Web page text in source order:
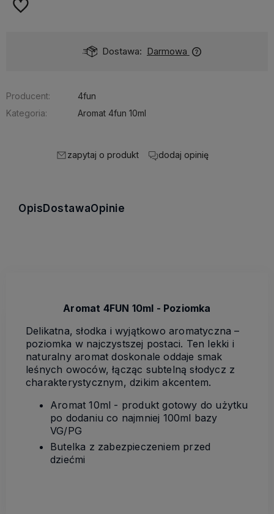
Dostępność: średnia ilość
Producent:
4fun
Kategoria:
Aromat 4fun 10ml
zapytaj o produkt dodaj opinię
Opis DostawaOpinie
Aromat 4FUN 10ml - Poziomka
Delikatna, słodka i wyjątkowo aromatyczna –
poziomka w najczystszej postaci. Ten lekki i
naturalny aromat doskonale oddaje smak
leśnych owoców, łącząc subtelną słodycz z
charakterystycznym, dzikim akcentem.
Aromat 10ml - produkt gotowy do użytku
po dodaniu co najmniej 100ml bazy
VG/PG
Butelka z zabezpieczeniem przed
dziećmi